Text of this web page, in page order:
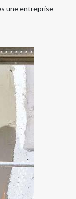
une entreprise